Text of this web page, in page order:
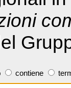
contiene